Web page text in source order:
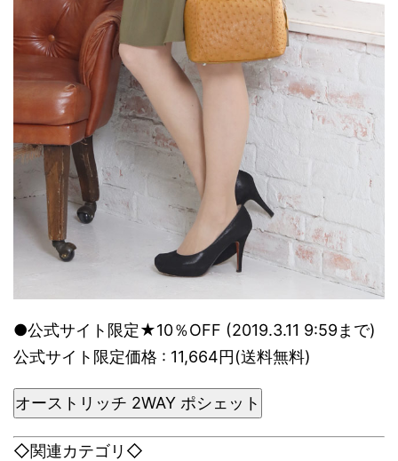
●公式サイト限定★10％OFF (2019.3.11 9:59まで)
公式サイト限定価格 : 11,664円(送料無料)
オーストリッチ 2WAY ポシェット
◇関連カテゴリ◇